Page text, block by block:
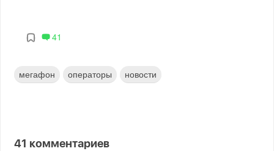
41
мегафон операторы новости
41 комментариев